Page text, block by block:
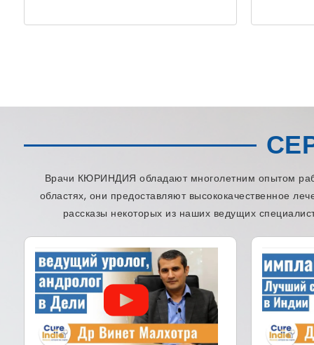
Врачи КЮРИНДИЯ обладают многолетним опытом
областях, они предоставляют высококачественное
рассказы некоторых из наших ведущих